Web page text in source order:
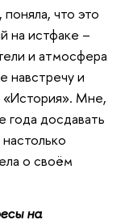
что это
на истфаке –
и атмосфера
навстречу и
«История». Мне,
года досдавать
о своём
на